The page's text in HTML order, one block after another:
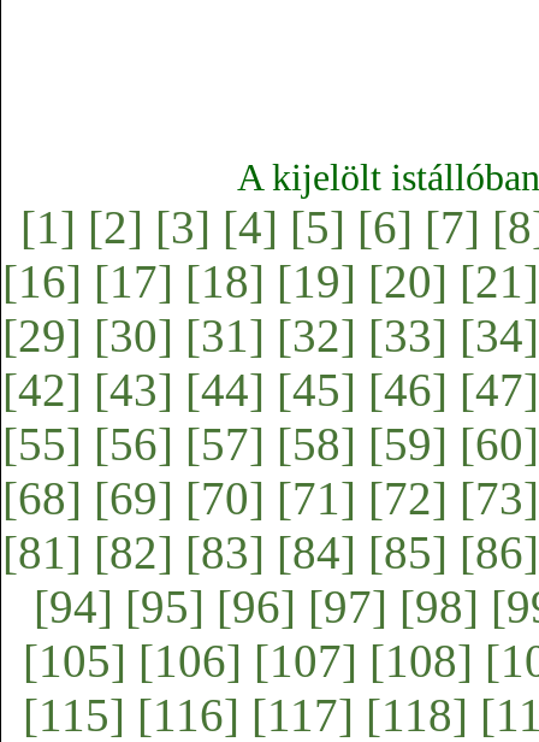
A kijelölt
[1] [2] [3] [4] [5] [6] [7]
[16] [17] [18] [19] [20] [21]
[29] [30] [31] [32] [33] [34]
[42] [43] [44] [45] [46] [47]
[55] [56] [57] [58] [59] [60]
[68] [69] [70] [71] [72] [73]
[81] [82] [83] [84] [85] [86]
[94] [95] [96] [97] [98]
[105] [106] [107] [108]
[115] [116] [117] [118]